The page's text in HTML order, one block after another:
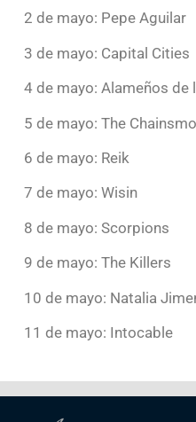
2 de mayo: Pepe Aguilar
3 de mayo: Capital Cities
4 de mayo: Alameños de
5 de mayo: The
6 de mayo: Reik
7 de mayo: Wisin
8 de mayo: Scorpions
9 de mayo: The Killers
10 de mayo: Natalia
11 de mayo: Intocable